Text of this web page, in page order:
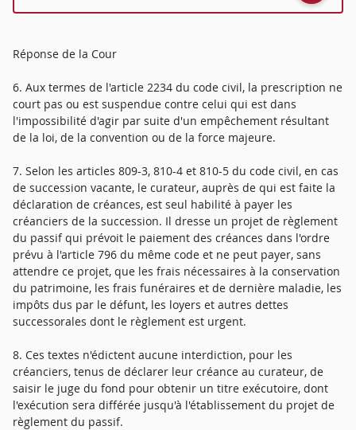
Réponse de la Cour
6. Aux termes de l'article 2234 du code civil, la prescription ne
court pas ou est suspendue contre celui qui est dans
l'impossibilité d'agir par suite d'un empêchement résultant
de la loi, de la convention ou de la force majeure.
7. Selon les articles 809-3, 810-4 et 810-5 du code civil, en cas
de succession vacante, le curateur, auprès de qui est faite la
déclaration de créances, est seul habilité à payer les
créanciers de la succession. Il dresse un projet de règlement
du passif qui prévoit le paiement des créances dans l'ordre
prévu à l'article 796 du même code et ne peut payer, sans
attendre ce projet, que les frais nécessaires à la conservation
du patrimoine, les frais funéraires et de dernière maladie, les
impôts dus par le défunt, les loyers et autres dettes
successorales dont le règlement est urgent.
8. Ces textes n'édictent aucune interdiction, pour les
créanciers, tenus de déclarer leur créance au curateur, de
saisir le juge du fond pour obtenir un titre exécutoire, dont
l'exécution sera différée jusqu'à l'établissement du projet de
règlement du passif.